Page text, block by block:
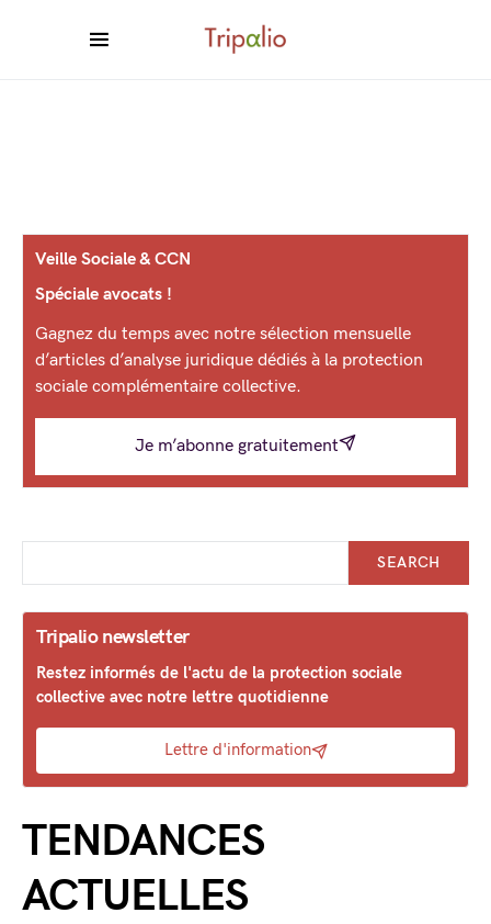
Veille Sociale & CCN
Spéciale avocats !
Gagnez du temps avec notre sélection mensuelle
d’articles d’analyse juridique dédiés à la protection
sociale complémentaire collective.
Je m’abonne gratuitement
SEARCH
Tripalio newsletter
Restez informés de l'actu de la protection sociale
collective avec notre lettre quotidienne
Lettre d'information
TENDANCES
ACTUELLES